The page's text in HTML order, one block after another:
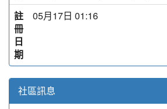
註
冊
日
期
05月17日 01:16
社區訊息